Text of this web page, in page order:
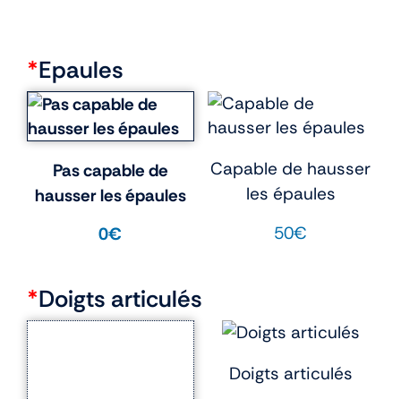
*Epaules
Pas capable de
hausser les épaules
0€
Capable de hausser
les épaules
50€
*Doigts articulés
Doigts articulés